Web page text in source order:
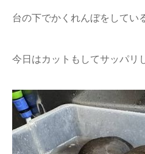
台の下でかくれんぼをしてい
今日はカットもしてサッパリ